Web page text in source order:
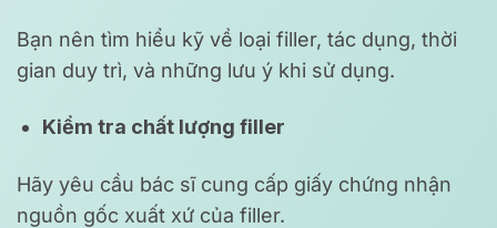
Bạn nên tìm hiểu kỹ về loại filler, tác dụng, thời
gian duy trì, và những lưu ý khi sử dụng.
Kiểm tra chất lượng filler
Hãy yêu cầu bác sĩ cung cấp giấy chứng nhận
nguồn gốc xuất xứ của filler.